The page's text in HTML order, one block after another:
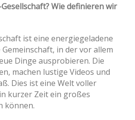
Wie definieren wir
ist eine energiegeladene
in der vor allem
Dinge ausprobieren. Die
machen lustige Videos und
Dies ist eine Welt voller
kurzer Zeit ein großes
können.